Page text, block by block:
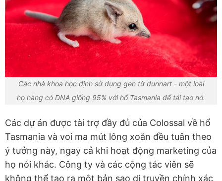
Các nhà khoa học định sử dụng gen từ dunnart - một loài
họ hàng có DNA giống 95% với hổ Tasmania để tái tạo nó.
Các dự án được tài trợ đầy đủ của Colossal về hổ
Tasmania và voi ma mút lông xoăn đều tuân theo
ý tưởng này, ngay cả khi hoạt động marketing của
họ nói khác. Công ty và các cộng tác viên sẽ
không thể tạo ra một bản sao di truyền chính xác